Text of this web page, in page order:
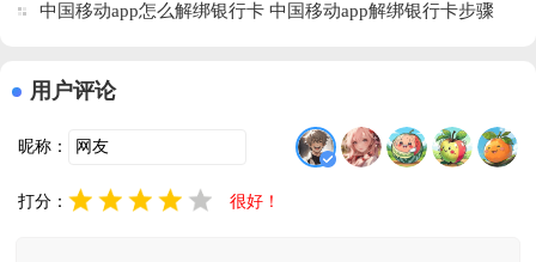
中国移动app怎么解绑银行卡 中国移动app解绑银行卡步骤
用户评论
昵称：
打分： 很好！